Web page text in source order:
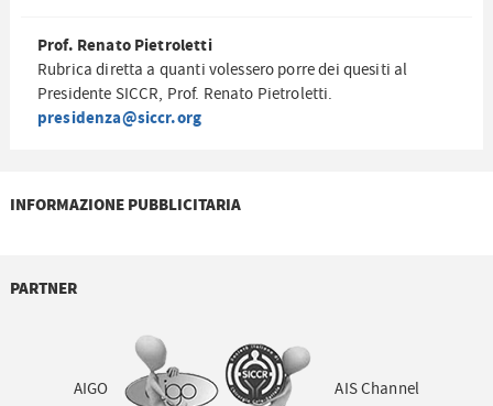
Prof. Renato Pietroletti
Rubrica diretta a quanti volessero porre dei quesiti al
Presidente SICCR, Prof. Renato Pietroletti.
presidenza@siccr.org
INFORMAZIONE PUBBLICITARIA
PARTNER
AIGO AIS Channel